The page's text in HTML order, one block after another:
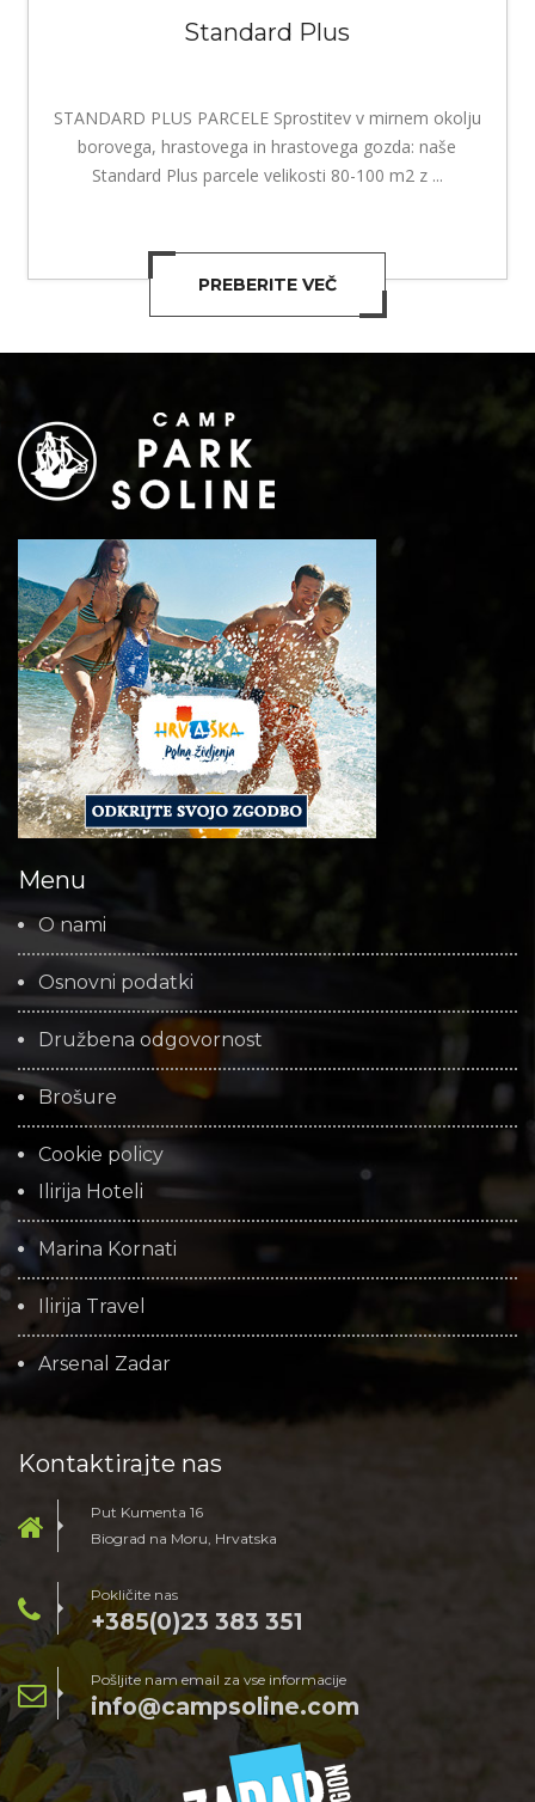
Standard Plus
STANDARD PLUS PARCELE Sprostitev v mirnem okolju
borovega, hrastovega in hrastovega gozda: naše
Standard Plus parcele velikosti 80-100 m2 z ...
PREBERITE VEČ
Menu
O nami
Osnovni podatki
Družbena odgovornost
Brošure
Cookie policy
Ilirija Hoteli
Marina Kornati
Ilirija Travel
Arsenal Zadar
Kontaktirajte nas
Put Kumenta 16
Biograd na Moru, Hrvatska
Pokličite nas
+385(0)23 383 351
Pošljite nam email za vse informacije
info@campsoline.com